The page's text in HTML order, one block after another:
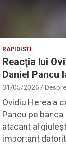
RAPIDISTI
Reacţia lui
Daniel Pancu
31/05/2026
Ovidiu Herea a
Pancu pe
atacant al
important